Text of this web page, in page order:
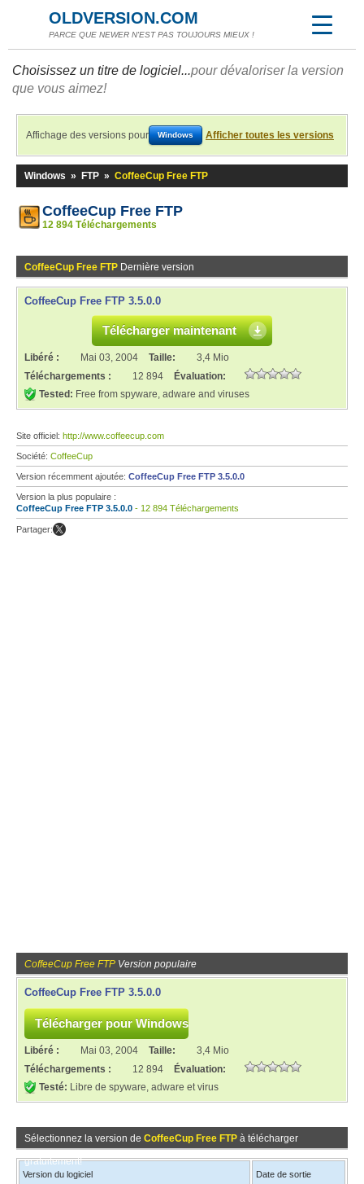
OLDVERSION.COM
PARCE QUE NEWER N'EST PAS TOUJOURS MIEUX !
Choisissez un titre de logiciel...pour dévaloriser la version
que vous aimez!
Affichage des versions pour Windows Afficher toutes les versions
Windows » FTP » CoffeeCup Free FTP
CoffeeCup Free FTP
12 894 Téléchargements
CoffeeCup Free FTP Dernière version
CoffeeCup Free FTP 3.5.0.0
Télécharger maintenant
Libéré : Mai 03, 2004 Taille:
3,4 Mio
Téléchargements :
12 894
Évaluation:
Tested: Free from spyware, adware and viruses
Site officiel: http://www.coffeecup.com
Société: CoffeeCup
Version récemment ajoutée: CoffeeCup Free FTP 3.5.0.0
Version la plus populaire :
CoffeeCup Free FTP 3.5.0.0 - 12 894 Téléchargements
Partager:
CoffeeCup Free FTP Version populaire
CoffeeCup Free FTP 3.5.0.0
Libéré : Mai 03, 2004 Taille:
3,4 Mio
Téléchargements :
12 894
Évaluation:
Testé: Libre de spyware, adware et virus
Sélectionnez la version de CoffeeCup Free FTP à télécharger
gratuitement!
Version du logiciel Date de sortie